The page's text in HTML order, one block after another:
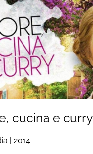
cucina e curry
| 2014